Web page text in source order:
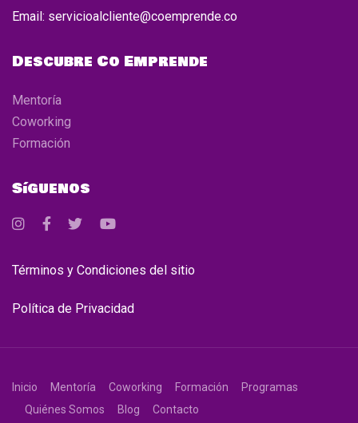
Email: servicioalcliente@coemprende.co
Descubre Co Emprende
Mentoría
Coworking
Formación
Síguenos
Términos y Condiciones del sitio
Política de Privacidad
Inicio Mentoría Coworking Formación
Programas
Quiénes Somos
Blog Contacto